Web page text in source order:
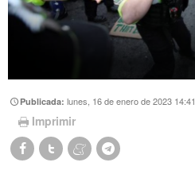
Publicada:lunes, 16 de enero de 2023 14:41
Imprimir